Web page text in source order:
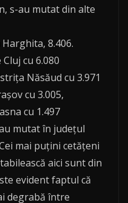
s-au mutat din alte
8.406.
cu 6.080
Năsăud cu 3.971
cu 3.005,
cu 1.497
mutat în județul
mai puțini cetățeni
aici sunt din
evident faptul că
degrabă între